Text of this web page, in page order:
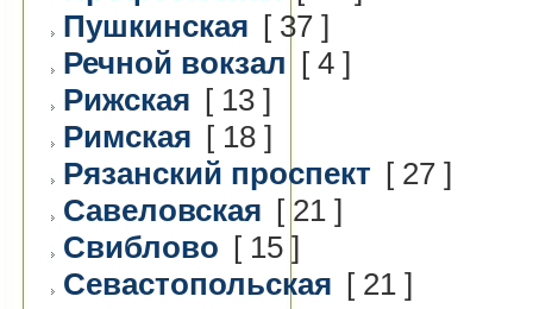
Пушкинская [ 37 ]
Речной вокзал [ 4 ]
Рижская [ 13 ]
Римская [ 18 ]
Рязанский проспект [ 27 ]
Савеловская [ 21 ]
Свиблово [ 15 ]
Севастопольская [ 21 ]